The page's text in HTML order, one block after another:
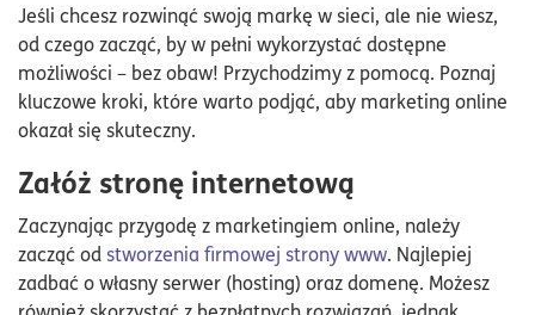
Jeśli chcesz rozwinąć swoją markę w sieci, ale nie wiesz,
od czego zacząć, by w pełni wykorzystać dostępne
możliwości – bez obaw! Przychodzimy z pomocą. Poznaj
kluczowe kroki, które warto podjąć, aby marketing online
okazał się skuteczny.
Załóż stronę internetową
Zaczynając przygodę z marketingiem online, należy
zacząć od stworzenia firmowej strony www. Najlepiej
zadbać o własny serwer (hosting) oraz domenę. Możesz